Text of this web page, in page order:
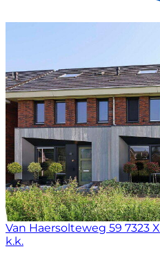
Van Haersolteweg 59 7323
k.k.